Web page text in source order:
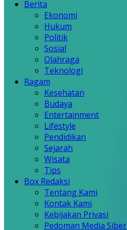
Berita
Ekonomi
Hukum
Politik
Sosial
Olahraga
Teknologi
Ragam
Kesehatan
Budaya
Entertainment
Lifestyle
Pendidikan
Sejarah
Wisata
Tips
Box Redaksi
Tentang Kami
Kontak Kami
Kebijakan Privasi
Pedoman Media Siber